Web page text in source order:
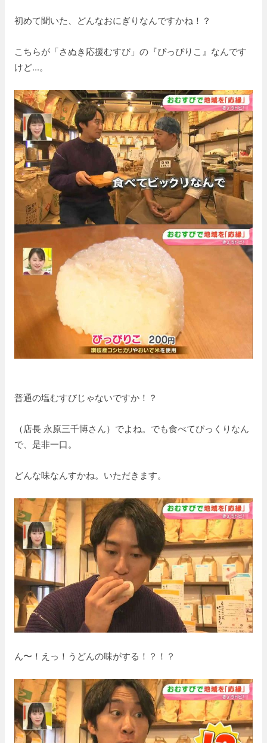
初めて聞いた、どんなおにぎりなんですかね！？
こちらが「さぬき応援むすび」の『ぴっぴりこ』なんです
けど...。
普通の塩むすびじゃないですか！？
（店長 永原三千博さん）でよね。でも食べてびっくりなん
で、是非一口。
どんな味なんすかね。いただきます。
ん〜！えっ！うどんの味がする！？！？